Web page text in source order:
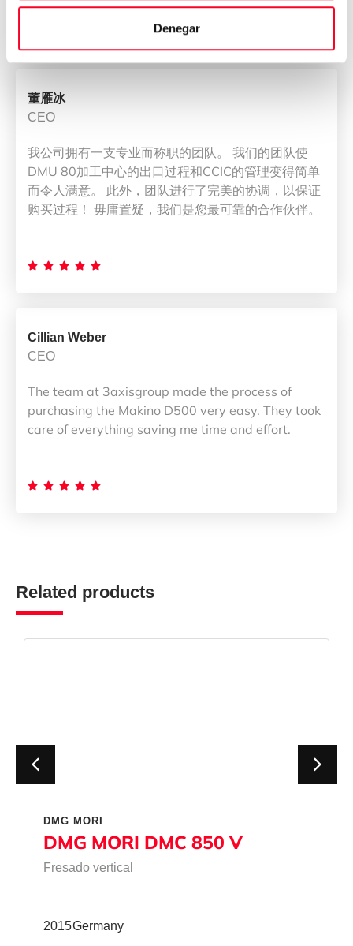
Denegar
董雁冰
CEO
我公司拥有一支专业而称职的团队。 我们的团队使
DMU 80加工中心的出口过程和CCIC的管理变得简单
而令人满意。 此外，团队进行了完美的协调，以保证
购买过程！ 毋庸置疑，我们是您最可靠的合作伙伴。
    
Cillian Weber
CEO
The team at 3axisgroup made the process of
purchasing the Makino D500 very easy. They took
care of everything saving me time and effort.
    
Related products
DMG MORI
DMG MORI DMC 850 V
Fresado vertical
2015Germany